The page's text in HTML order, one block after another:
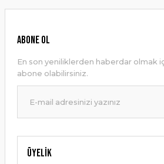
Ürün resmi kalitesiz, bozuk veya
Ürün bilgilerinde hatalar bulunuyor.
Ürün fiyatı diğer sitelerden daha pahalı.
Bu ürüne benzer farklı alternatifler
Üyelik
ABONE OL
En son yeniliklerden haberdar olmak
abone olabilirsiniz.